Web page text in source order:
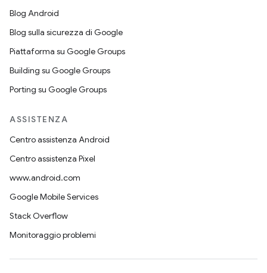
Blog Android
Blog sulla sicurezza di Google
Piattaforma su Google Groups
Building su Google Groups
Porting su Google Groups
ASSISTENZA
Centro assistenza Android
Centro assistenza Pixel
www.android.com
Google Mobile Services
Stack Overflow
Monitoraggio problemi